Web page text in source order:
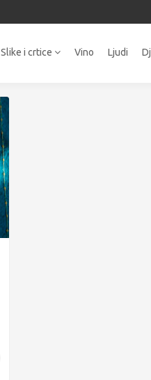
Slike i crtice Vino Ljudi